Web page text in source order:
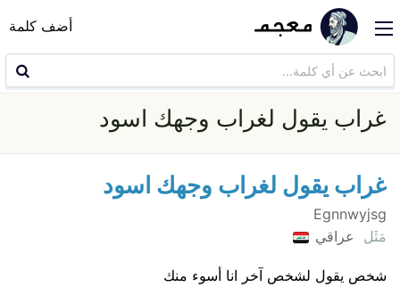
أضف كلمة
غراب يقول لغراب وجهك اسود
غراب يقول لغراب وجهك اسود
Egnnwyjsg
مَثَل
عراقي
شخص يقول لشخص آخر انا أسوء منك